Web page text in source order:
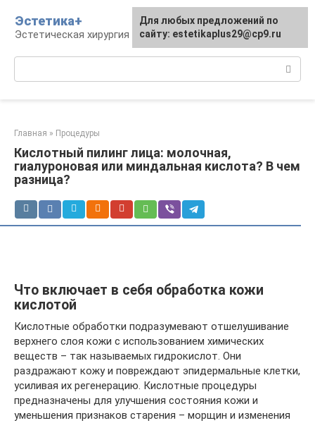
контенту
Эстетика+
Эстетическая хирургия и косметология
Главная » Процедуры
Кислотный пилинг лица: молочная,
гиалуроновая или миндальная кислота? В чем
разница?
Что включает в себя обработка кожи
кислотой
Кислотные обработки подразумевают отшелушивание
верхнего слоя кожи с использованием химических
веществ – так называемых гидрокислот. Они
раздражают кожу и повреждают эпидермальные клетки,
усиливая их регенерацию. Кислотные процедуры
предназначены для улучшения состояния кожи и
уменьшения признаков старения – морщин и изменения
Для любых предложений по
сайту: estetikaplus29@cp9.ru